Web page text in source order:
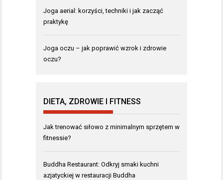
Joga aerial: korzyści, techniki i jak zacząć
praktykę
Joga oczu – jak poprawić wzrok i zdrowie
oczu?
DIETA, ZDROWIE I FITNESS
Jak trenować siłowo z minimalnym sprzętem w
fitnessie?
Buddha Restaurant: Odkryj smaki kuchni
azjatyckiej w restauracji Buddha